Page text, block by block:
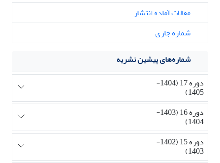
مقالات آماده انتشار
شماره جاری
شماره‌های پیشین نشریه
دوره 17 (1404-
1405)
دوره 16 (1403-
1404)
دوره 15 (1402-
1403)